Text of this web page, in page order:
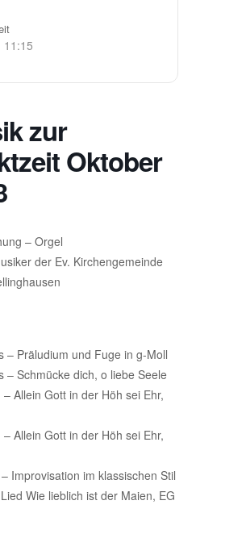
11:15
zur
Oktober
– Orgel
der Ev. Kirchengemeinde
– Präludium und Fuge in g-Moll
– Schmücke dich, o liebe Seele
– Allein Gott in der Höh sei Ehr,
– Allein Gott in der Höh sei Ehr,
Improvisation im klassischen Stil
Wie lieblich ist der Maien, EG